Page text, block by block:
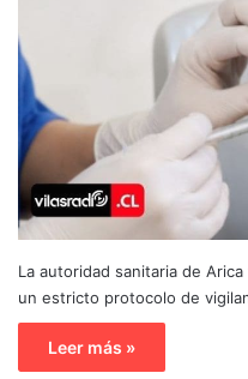
La autoridad sanitaria de
un estricto protocolo de
Leer más »